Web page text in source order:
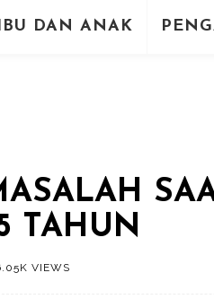
DAN ANAK
TAHUN
VIEWS